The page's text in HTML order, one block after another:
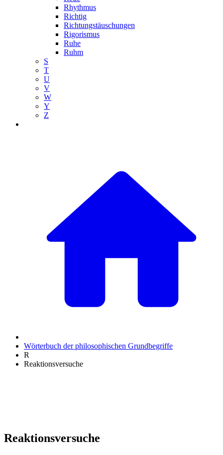
Rhythmus
Richtig
Richtungstäuschungen
Rigorismus
Ruhe
Ruhm
S
T
U
V
W
Y
Z
Wörterbuch der philosophischen Grundbegriffe
R
Reaktionsversuche
Reaktionsversuche